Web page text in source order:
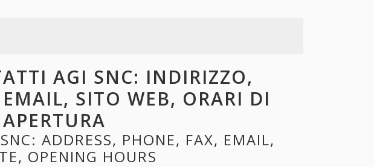
AGI SNC: INDIRIZZO,
SITO WEB, ORARI DI
APERTURA
ADDRESS, PHONE, FAX, EMAIL,
OPENING HOURS